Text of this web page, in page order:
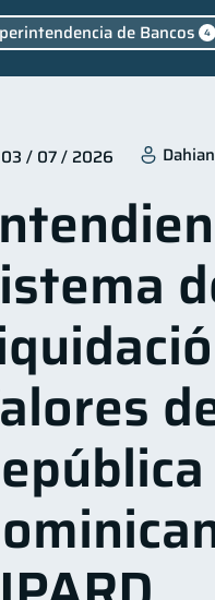
de Bancos 4
Organización
de crédito
2 Inversiones
1 Fraudes
sueldo Gasto
03 / 07 / 2026